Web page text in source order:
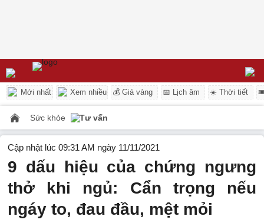
Mới nhất Xem nhiều 💰 Giá vàng 📅 Lịch âm ☀️ Thời tiết
Sức khỏe Tư vấn
Cập nhật lúc 09:31 AM ngày 11/11/2021
9 dấu hiệu của chứng ngưng
thở khi ngủ: Cẩn trọng nếu
ngáy to, đau đầu, mệt mỏi